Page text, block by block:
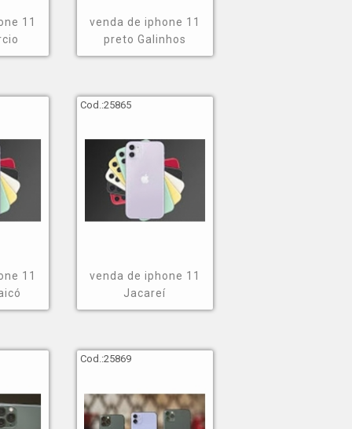
11
venda de iphone 11
preto Galinhos
11
Cod.:25865
venda de iphone 11
Jacareí
Cod.:25869